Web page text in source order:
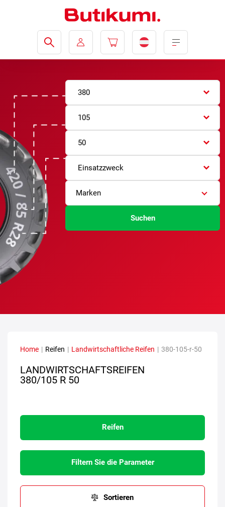
380
105
50
Einsatzzweck
Marken
Suchen
Home | Reifen | Landwirtschaftliche Reifen | 380-105-r-50
LANDWIRTSCHAFTSREIFEN
380/105 R 50
Reifen
Filtern Sie die Parameter
Sortieren